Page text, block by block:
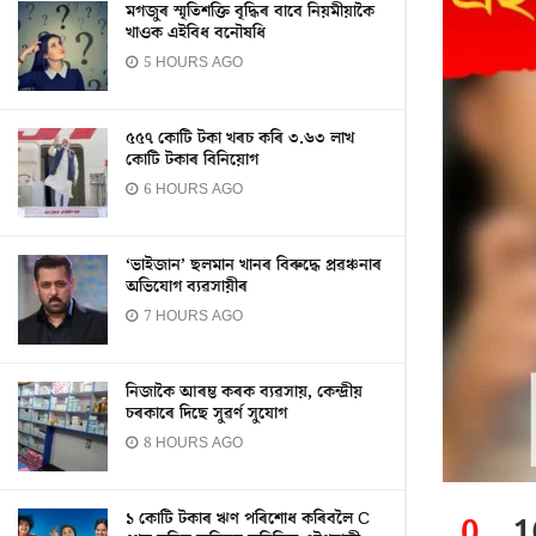
মগজুৰ স্মৃতিশক্তি বৃদ্ধিৰ বাবে নিয়মীয়াকৈ
খাওক এইবিধ বনৌষধি
5 HOURS AGO
৫৫৭ কোটি টকা খৰচ কৰি ৩.৬৩ লাখ
কোটি টকাৰ বিনিয়োগ
6 HOURS AGO
‘ভাইজান’ ছলমান খানৰ বিৰুদ্ধে প্ৰৱঞ্চনাৰ
অভিযোগ ব্যৱসায়ীৰ
7 HOURS AGO
নিজাকৈ আৰম্ভ কৰক ব্যৱসায়, কেন্দ্ৰীয়
চৰকাৰে দিছে সুৱৰ্ণ সুযোগ
8 HOURS AGO
১ কোটি টকাৰ ঋণ পৰিশোধ কৰিবলৈ C